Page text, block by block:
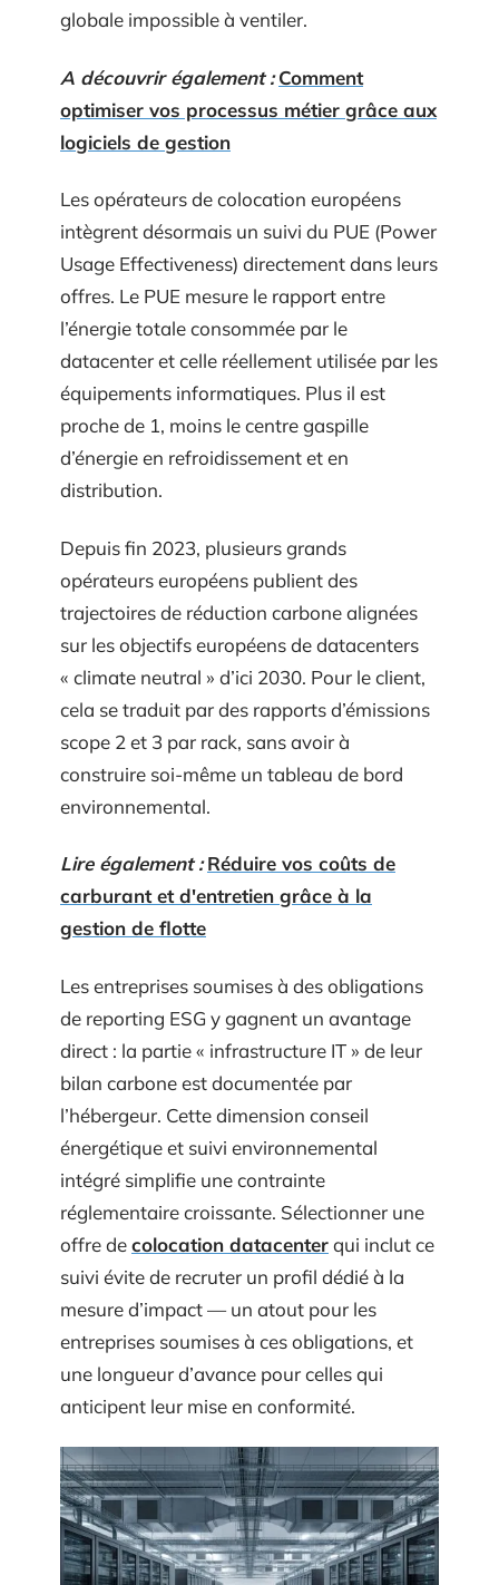
globale impossible à ventiler.
A découvrir également : Comment
optimiser vos processus métier grâce aux
logiciels de gestion
Les opérateurs de colocation européens
intègrent désormais un suivi du PUE (Power
Usage Effectiveness) directement dans leurs
offres. Le PUE mesure le rapport entre
l’énergie totale consommée par le
datacenter et celle réellement utilisée par les
équipements informatiques. Plus il est
proche de 1, moins le centre gaspille
d’énergie en refroidissement et en
distribution.
Depuis fin 2023, plusieurs grands
opérateurs européens publient des
trajectoires de réduction carbone alignées
sur les objectifs européens de datacenters
« climate neutral » d’ici 2030. Pour le client,
cela se traduit par des rapports d’émissions
scope 2 et 3 par rack, sans avoir à
construire soi-même un tableau de bord
environnemental.
Lire également : Réduire vos coûts de
carburant et d'entretien grâce à la
gestion de flotte
Les entreprises soumises à des obligations
de reporting ESG y gagnent un avantage
direct : la partie « infrastructure IT » de leur
bilan carbone est documentée par
l’hébergeur. Cette dimension conseil
énergétique et suivi environnemental
intégré simplifie une contrainte
réglementaire croissante. Sélectionner une
offre decolocation datacenterqui inclut ce
suivi évite de recruter un profil dédié à la
mesure d’impact — un atout pour les
entreprises soumises à ces obligations, et
une longueur d’avance pour celles qui
anticipent leur mise en conformité.